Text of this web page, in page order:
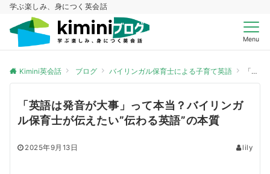
学ぶ楽しみ、身につく英会話
Menu
Kimini英会話 ブログ バイリンガル保育士による子育て英語 「英語は発音が大事」って本当？バイリンガル保育士が伝えたい”伝わる英語”の本質
「英語は発音が大事」って本当？バイリンガ
ル保育士が伝えたい”伝わる英語”の本質
2025年9月13日 lily